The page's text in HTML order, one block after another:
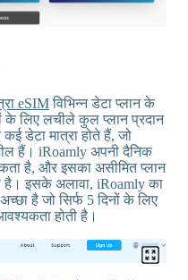
eSIMविभिन्न डेटा प्लान के
लिए लचीले कुल प्लान प्रदान
डेटा मात्रा होते हैं, जो
हैं। iRoamly अपनी दैनिक
है, और इसका असीमित प्लान
है। इसके अलावा, iRoamly का
है जो सिर्फ 5 दिनों के लिए
होती है।